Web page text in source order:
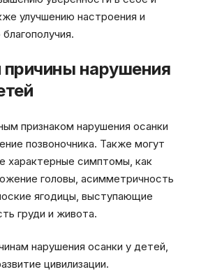
улучшению настроения и
причины нарушения
признаком нарушения осанки
позвоночника. Также могут
характерные симптомы, как
головы, асимметричность
ягодицы, выступающие
груди и живота.
нарушения осанки у детей,
цивилизации.